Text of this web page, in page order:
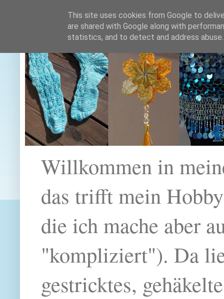
Willkommen in
das trifft mein
die ich mache aber
"kompliziert"). Da
gestricktes,
This site uses cookies from Google to
are shared with Google along with
statistics, and to detect and address abuse.